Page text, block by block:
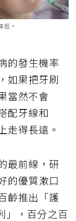
低。
的發生機率
如果把牙刷
當然不會
配牙線和
走得長遠。
最前線，研
的優質漱口
齡推出「護
」，百分之百